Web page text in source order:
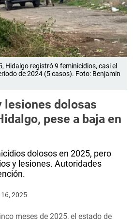
Hidalgo registró 9 feminicidios, casi el
de 2024 (5 casos). Foto: Benjamín
lesiones dolosas
pese a baja en
dolosos en 2025, pero
y lesiones. Autoridades
2025
meses de 2025, el estado de